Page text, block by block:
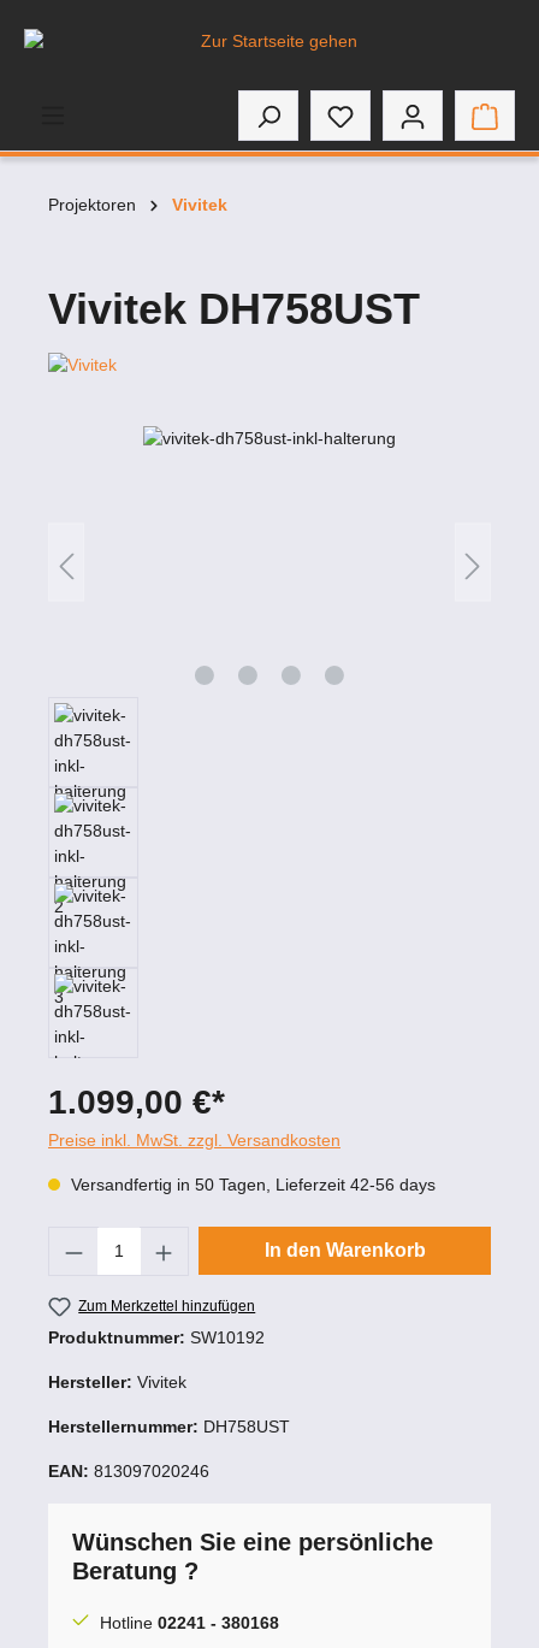
springen
Projektoren Vivitek
Vivitek DH758UST
1.099,00 €*
Preise inkl. MwSt. zzgl. Versandkosten
Versandfertig in 50 Tagen, Lieferzeit 42-56 days
Produkt Anzahl: Gib den gewünschten
In den Warenkorb
Zum Merkzettel hinzufügen
Produktnummer: SW10192
Hersteller: Vivitek
Herstellernummer: DH758UST
EAN: 813097020246
Wünschen Sie eine persönliche
Beratung ?
Hotline 02241 - 380168